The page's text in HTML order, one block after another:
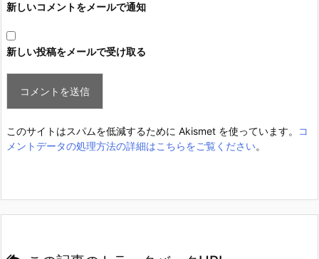
新しいコメントをメールで通知
新しい投稿をメールで受け取る
このサイトはスパムを低減するために Akismet を使っています。
コ
メントデータの処理方法の詳細はこちらをご覧ください。